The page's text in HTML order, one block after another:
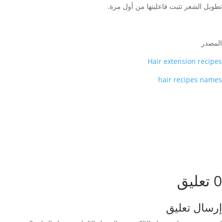
تطويل الشعر تثبت فاعليتها من أول مرة.
المصدر
Hair extension recipes
hair recipes names
0 تعليق
إرسال تعليق